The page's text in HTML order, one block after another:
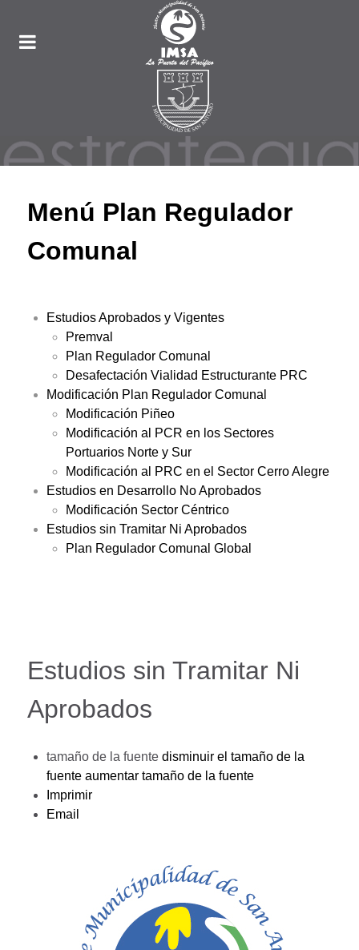
Menú Plan Regulador
Comunal
Estudios Aprobados y Vigentes
Premval
Plan Regulador Comunal
Desafectación Vialidad Estructurante PRC
Modificación Plan Regulador Comunal
Modificación Piñeo
Modificación al PCR en los Sectores
Portuarios Norte y Sur
Modificación al PRC en el Sector Cerro Alegre
Estudios en Desarrollo No Aprobados
Modificación Sector Céntrico
Estudios sin Tramitar Ni Aprobados
Plan Regulador Comunal Global
Estudios sin Tramitar Ni
Aprobados
tamaño de la fuente disminuir el tamaño de la
fuente aumentar tamaño de la fuente
Imprimir
Email